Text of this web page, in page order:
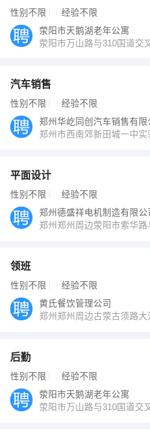
性别不限 经验不限
荥阳市天鹅湖老年公寓
荥阳市万山路与310国道交
汽车销售
性别不限 经验不限
郑州华屹同创汽车销售有限
郑州市西南郊新田城一中实
平面设计
性别不限 经验不限
郑州德盛祥电机制造有限公
郑州郑州周边荥阳市索华
领班
性别不限 经验不限
黄氏餐饮管理公司
郑州郑州周边古荥古须路大
后勤
性别不限 经验不限
荥阳市天鹅湖老年公寓
荥阳市万山路与310国道交